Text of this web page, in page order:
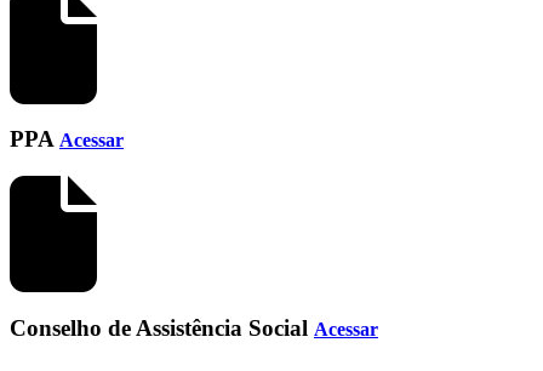
PPA Acessar
Conselho de Assistência Social Acessar